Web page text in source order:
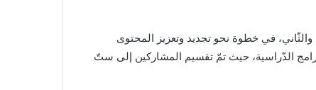
التّكوين للطّورين الأوّل والثّاني، في خطوة نحو تجديد وتعزيز المحتوى
الدّراسية، حيث تمّ تقسيم المشاركين إلى ستّ